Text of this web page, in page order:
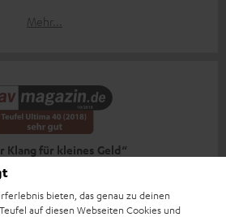
Mehr...
Klang für kleines Geld“
31.10.2018bieten, das genau zu deinen
auf diesen Webseiten Cookies und